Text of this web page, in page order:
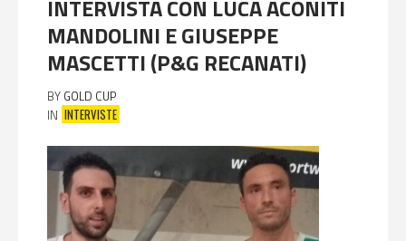
INTERVISTA CON LUCA ACONITI
MANDOLINI E GIUSEPPE
MASCETTI (P&G RECANATI)
BY GOLD CUP
IN INTERVISTE